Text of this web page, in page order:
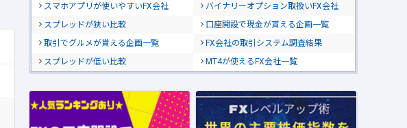
スマホアプリが使いやすいFX会社
バイナリーオプション取扱いFX会社
スプレッドが狭い比較
口座開設で現金が貰える企画一覧
取引でグルメが貰える企画一覧
FX会社の取引システム調査結果
スプレッドが低い比較
MT4が使えるFX会社一覧